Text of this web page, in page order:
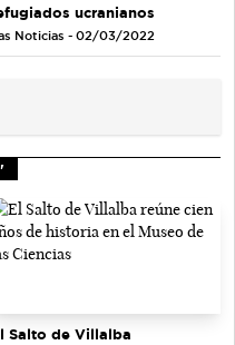
ucranianos
Noticias - 02/03/2022
Salto de Villalba